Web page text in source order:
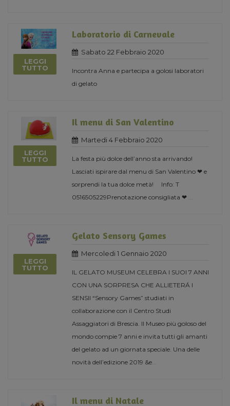
LEGGI
TUTTO
Laboratorio di Carnevale
Sabato 22 Febbraio 2020
Incontra Anna e partecipa a golosi laboratori
di gelato
LEGGI
TUTTO
Il menu di San Valentino
Martedi 4 Febbraio 2020
La festa più dolce dell’anno sta arrivando!
Lasciati ispirare dal menu di San Valentino ❤ e
sorprendi la tua dolce metà! Info: T
0516505229Prenotazione consigliata ❤
LEGGI
TUTTO
Gelato Sensory Games
Mercoledi 1 Gennaio 2020
IL GELATO MUSEUM CELEBRA I SUOI 7 ANNI
CON UNA SORPRESA CHE ALLIETERÁ I
SENSII “Sensory Games” studiati in
collaborazione con il Centro Studi
Assaggiatori di Brescia. Il Museo più goloso del
mondo compie 7 anni e invita tutti gli amanti
del gelato ad un giornata speciale. Una delle
novità dell’edizione 2019 &e
Il menu di Natale